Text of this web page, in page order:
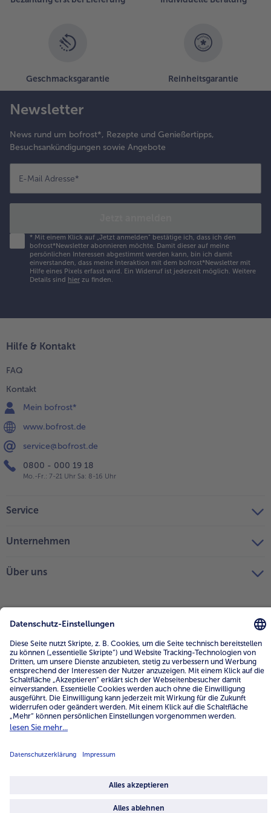
Geschmacksgarantie Reinheitsgarantie
Newsletter
News rund um bofrost*, Rezepte und Genießertipps,
Besuchsankündigungen sowie Angebote
E-Mail Adresse*
* Mit einem Klick auf „Jetzt anmelden" bestätige ich, dass ich den
bofrost*Newsletter abonnieren möchte. Damit dieser auf meine
persönlichen Interessen abgestimmt werden kann, bin ich damit
einverstanden, dass meine Interaktion mit dem bofrost*Newsletter mit
Hilfe eines Pixels erfasst wird. Ein Widerruf ist jederzeit möglich. Weitere
Details sind hier zu finden.
Hilfe & Kontakt
FAQ
Kontakt
Mein bofrost*
www.bofrost.de
service@bofrost.de
0800 - 000 19 18
Mo.-Fr.: 7-21 Uhr Sa: 8-16 Uhr
Service
Unternehmen
Über uns